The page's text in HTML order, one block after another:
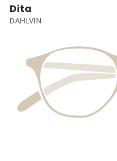
Dita
DAHLVIN